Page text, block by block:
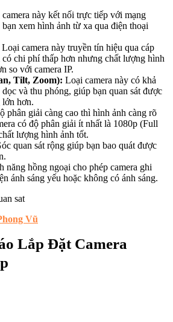
này kết nối trực tiếp với mạng
xem hình ảnh từ xa qua điện thoại
Loại camera này truyền tín hiệu qua cáp
chi phí thấp hơn nhưng chất lượng hình
so với camera IP.
Tilt, Zoom): Loại camera này có khả
và thu phóng, giúp bạn quan sát được
hơn.
phân giải càng cao thì hình ảnh càng rõ
có độ phân giải ít nhất là 1080p (Full
lượng hình ảnh tốt.
quan sát rộng giúp bạn bao quát được
năng hồng ngoại cho phép camera ghi
ánh sáng yếu hoặc không có ánh sáng.
Vũ
Lắp Đặt Camera